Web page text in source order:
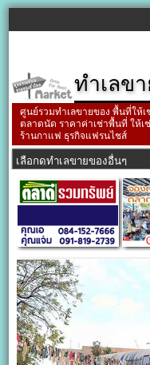
ทำเลข
ศูนย์รวมทำเลขายของ พื้นที่ให้
ตลาดนัด ราคาค่าเช่าพื้นที่ ให้เ
ร้านกาแฟ ธุรกิจแฟรนไชส์